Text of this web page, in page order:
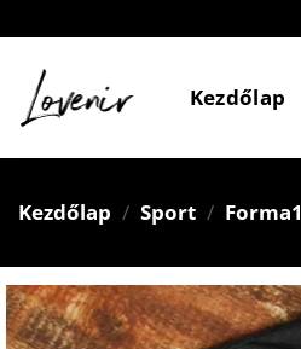
content
Kezdőlap
Kezdőlap / Sport / Forma1